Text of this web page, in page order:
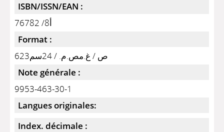
ISBN/ISSN/EAN :
أ8/ 76782
Format :
623ص / غ.مص.م. / 24سم
Note générale :
9953-463-30-1
Langues originales:
Index. décimale :